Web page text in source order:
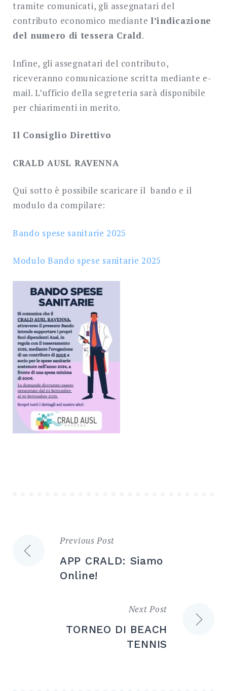
tramite comunicati, gli assegnatari del
contributo economico mediante l’indicazione
del numero di tessera Crald.
Infine, gli assegnatari del contributo,
riceveranno comunicazione scritta mediante e-
mail. L’ufficio della segreteria sarà disponibile
per chiarimenti in merito.
Il Consiglio Direttivo
CRALD AUSL RAVENNA
Qui sotto è possibile scaricare il bando e il
modulo da compilare:
Bando spese sanitarie 2025
Modulo Bando spese sanitarie 2025
Navigazione
articoli
Previous Post
APP CRALD: Siamo
Online!
Next Post
TORNEO DI BEACH
TENNIS